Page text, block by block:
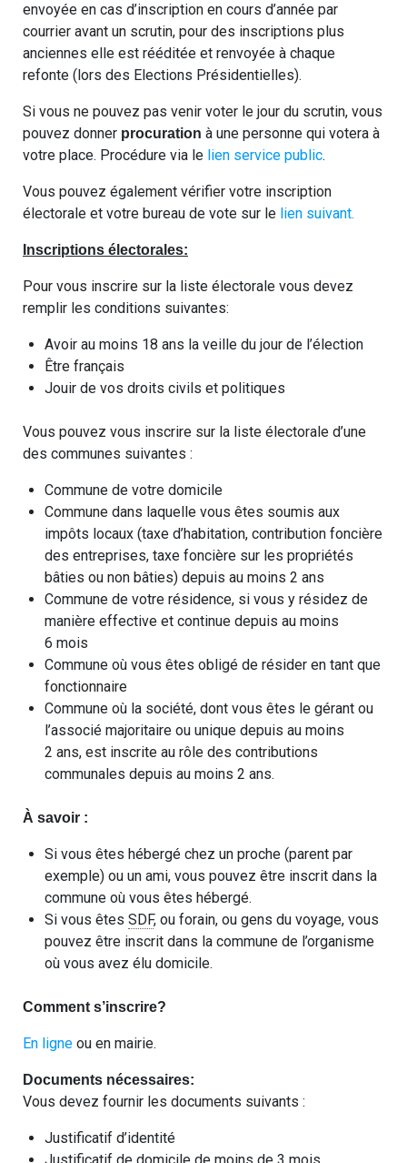
envoyée en cas d’inscription en cours d’année par
courrier avant un scrutin, pour des inscriptions plus
anciennes elle est rééditée et renvoyée à chaque
refonte (lors des Elections Présidentielles).
Si vous ne pouvez pas venir voter le jour du scrutin, vous
pouvez donner procuration à une personne qui votera à
votre place. Procédure via le lien service public.
Vous pouvez également vérifier votre inscription
électorale et votre bureau de vote sur le lien suivant.
Inscriptions électorales:
Pour vous inscrire sur la liste électorale vous devez
remplir les conditions suivantes:
Avoir au moins 18 ans la veille du jour de l’élection
Être français
Jouir de vos droits civils et politiques
Vous pouvez vous inscrire sur la liste électorale d’une
des communes suivantes :
Commune de votre domicile
Commune dans laquelle vous êtes soumis aux
impôts locaux (taxe d’habitation, contribution foncière
des entreprises, taxe foncière sur les propriétés
bâties ou non bâties) depuis au moins 2 ans
Commune de votre résidence, si vous y résidez de
manière effective et continue depuis au moins
6 mois
Commune où vous êtes obligé de résider en tant que
fonctionnaire
Commune où la société, dont vous êtes le gérant ou
l’associé majoritaire ou unique depuis au moins
2 ans, est inscrite au rôle des contributions
communales depuis au moins 2 ans.
À savoir :
Si vous êtes hébergé chez un proche (parent par
exemple) ou un ami, vous pouvez être inscrit dans la
commune où vous êtes hébergé.
Si vous êtes SDF, ou forain, ou gens du voyage, vous
pouvez être inscrit dans la commune de l’organisme
où vous avez élu domicile.
Comment s’inscrire?
En ligne ou en mairie.
Documents nécessaires:
Vous devez fournir les documents suivants :
Justificatif d’identité